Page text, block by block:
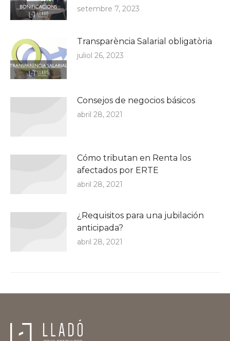
setembre 7, 2023
Transparència Salarial obligatòria
juliol 26, 2023
Consejos de negocios básicos
abril 28, 2021
Cómo tributan en Renta los
afectados por ERTE
abril 28, 2021
¿Requisitos para una jubilación
anticipada?
abril 28, 2021